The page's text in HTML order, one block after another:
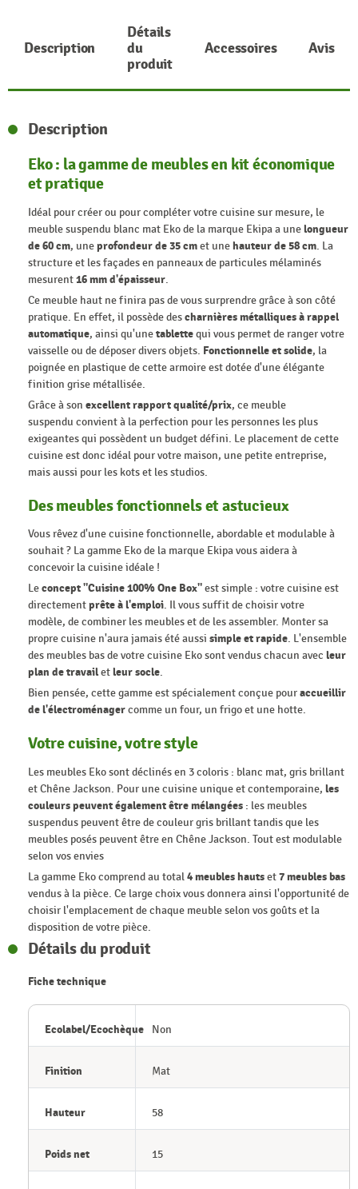
Description
Détails
du
produit
Accessoires Avis
Description
Eko : la gamme de meubles en kit économique
et pratique
Idéal pour créer ou pour compléter votre cuisine sur mesure, le
meuble suspendu blanc mat Eko de la marque Ekipa a unelongueur
de 60 cm, uneprofondeur de 35 cmet unehauteur de 58 cm. La
structure et les façades en panneaux de particules mélaminés
mesurent16 mm d'épaisseur.
Ce meuble haut ne finira pas de vous surprendre grâce à son côté
pratique. En effet, il possède descharnières métalliques à rappel
automatique, ainsi qu'unetablettequi vous permet de ranger votre
vaisselle ou de déposer divers objets. Fonctionnelle et solide, la
poignée en plastique de cette armoire est dotée d'une élégante
finition grise métallisée.
Grâce à son excellent rapport qualité/prix, ce meuble
suspendu convient à la perfection pour les personnes les plus
exigeantes qui possèdent un budget défini. Le placement de cette
cuisine est donc idéal pour votre maison, une petite entreprise,
mais aussi pour les kots et les studios.
Des meubles fonctionnels et astucieux
Vous rêvez d'une cuisine fonctionnelle, abordable et modulable à
souhait ? La gamme Eko de la marque Ekipa vous aidera à
concevoir la cuisine idéale !
Leconcept "Cuisine 100% One Box"est simple : votre cuisine est
directementprête à l'emploi. Il vous suffit de choisir votre
modèle, de combiner les meubles et de les assembler. Monter sa
propre cuisine n'aura jamais été aussi simple et rapide. L'ensemble
des meubles bas de votre cuisine Eko sont vendus chacun avec leur
plan de travailetleur socle.
Bien pensée, cette gamme est spécialement conçue pouraccueillir
de l'électroménagercomme un four, un frigo et une hotte.
Votre cuisine, votre style
Les meubles Eko sont déclinés en 3 coloris : blanc mat, gris brillant
et Chêne Jackson. Pour une cuisine unique et contemporaine, les
couleurs peuvent également être mélangées : les meubles
suspendus peuvent être de couleur gris brillant tandis que les
meubles posés peuvent être en Chêne Jackson. Tout est modulable
selon vos envies
La gamme Eko comprend au total4 meubles hautset7 meubles bas
vendus à la pièce. Ce large choix vous donnera ainsi l'opportunité de
choisir l'emplacement de chaque meuble selon vos goûts et la
disposition de votre pièce.
Détails du produit
Fiche technique
Ecolabel/Ecochèque Non
Finition Mat
Hauteur 58
Poids net 15